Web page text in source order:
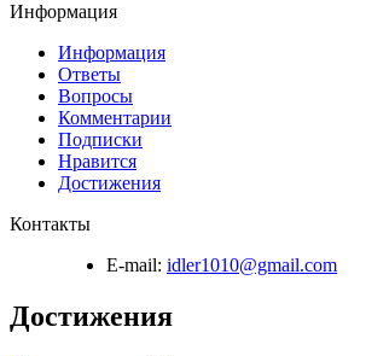
Информация
Информация
Ответы
Вопросы
Комментарии
Подписки
Нравится
Достижения
Контакты
E-mail: idler1010@gmail.com
Достижения